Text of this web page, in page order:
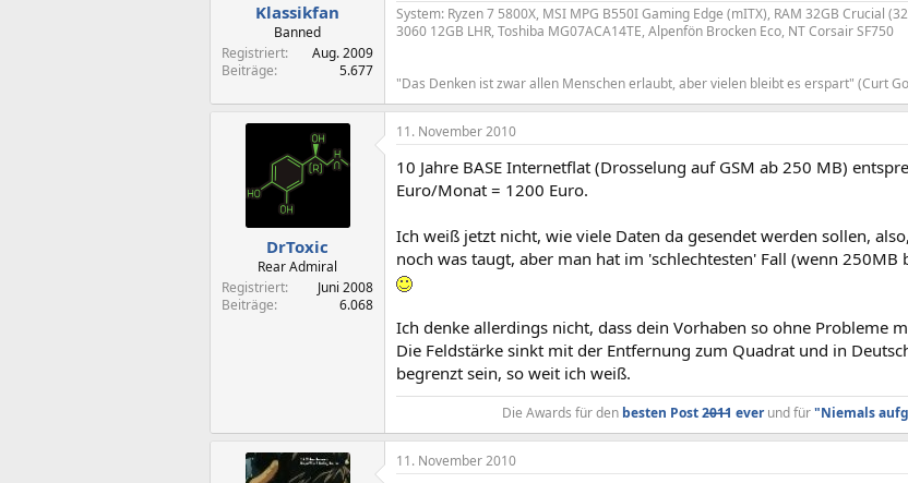
Klassikfan
Banned
Registriert
Aug. 2009
Beiträge
5.677
System: Ryzen 7 5800X, MSI MPG B550I Gaming Edge (mITX), RAM 32GB Crucial
3060 12GB LHR, Toshiba MG07ACA14TE, Alpenfön Brocken Eco, NT Corsair SF750
"Das Denken ist zwar allen Menschen erlaubt, aber vielen bleibt es erspart" (Curt
DrToxic
Rear Admiral
Registriert
Juni 2008
Beiträge
6.068
11. November 2010
10 Jahre BASE Internetflat (Drosselung auf GSM ab 250 MB)
Euro/Monat = 1200 Euro.
Ich weiß jetzt nicht, wie viele Daten da gesendet werden sollen,
noch was taugt, aber man hat im 'schlechtesten' Fall (wenn 250MB
Ich denke allerdings nicht, dass dein Vorhaben so ohne Probleme
Die Feldstärke sinkt mit der Entfernung zum Quadrat und in
begrenzt sein, so weit ich weiß.
Die Awards für den besten Post 2̶0̶1̶1 everund für"Niemals
11. November 2010